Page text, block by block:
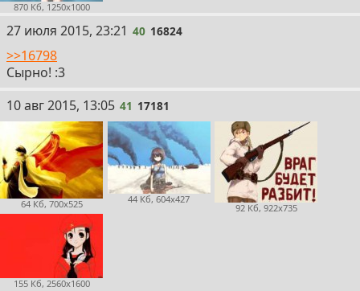
870 Кб, 1250x1000
40
27 июля 2015, 23:21 40 16824
>>16798
Сырно! :3
41
10 авг 2015, 13:05 41 17181
64 Кб, 700x525 44 Кб, 604x427
92 Кб, 922x735
155 Кб, 2560x1600